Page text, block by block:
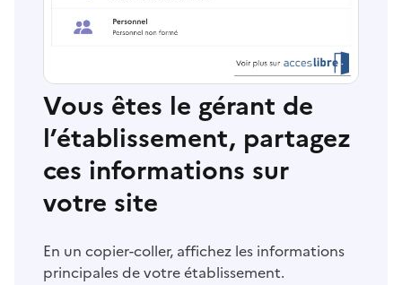
Vous êtes le gérant de
l’établissement, partagez
ces informations sur
votre site
En un copier-coller, affichez les informations
principales de votre établissement.